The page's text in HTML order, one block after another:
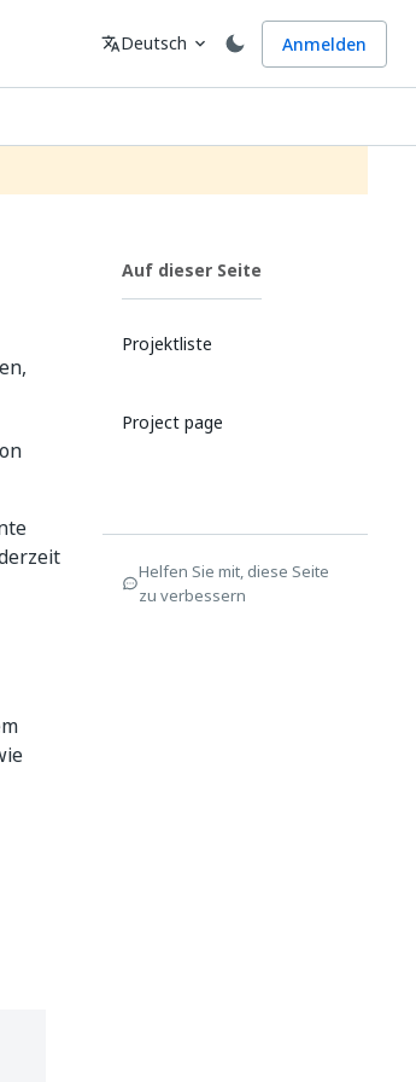
Sprache
translateDeutsch expand_more Anmelden
Auf dieser Seite
Projektliste
Project page
Helfen Sie mit, diese Seite
zu verbessern